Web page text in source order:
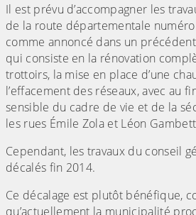
Il est prévu d’accompagner les
de la route départementale
comme annoncé dans un
qui consiste en la rénovation
trottoirs, la mise en place d’une
l’effacement des réseaux, avec au
sensible du cadre de vie et de la
les rues Émile Zola et Léon
Cependant, les travaux du conseil
décalés fin 2014.
Ce décalage est plutôt bénéfique,
qu’actuellement la municipalité